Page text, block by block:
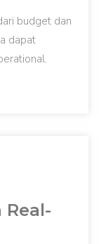
budget dan
dapat